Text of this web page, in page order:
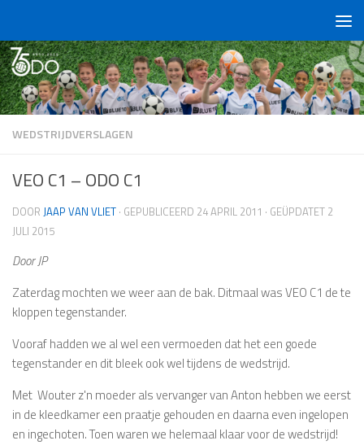
WEDSTRIJDVERSLAGEN
VEO C1 – ODO C1
DOOR JAAP VAN VLIET · GEPUBLICEERD 24 APRIL 2011 · GEÜPDATET 2
JULI 2015
Door JP
Zaterdag mochten we weer aan de bak. Ditmaal was VEO C1 de te
kloppen tegenstander.
Vooraf hadden we al wel een vermoeden dat het een goede
tegenstander en dit bleek ook wel tijdens de wedstrijd.
Met Wouter z'n moeder als vervanger van Anton hebben we eerst
in de kleedkamer een praatje gehouden en daarna even ingelopen
en ingechoten. Toen waren we helemaal klaar voor de wedstrijd!